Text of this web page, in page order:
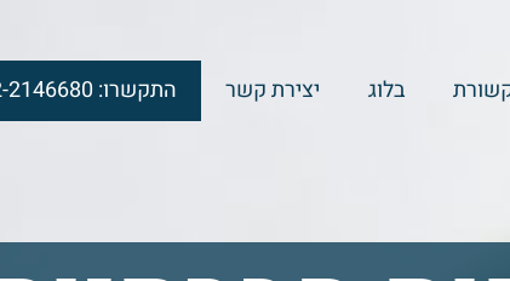
בלוג יצירת קשר התקשרו: 072-2146680